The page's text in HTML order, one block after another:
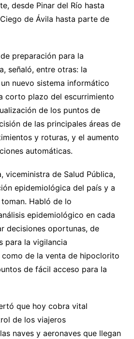
desde Pinar del Río hasta
de Ávila hasta parte de
preparación para la
señaló, entre otras: la
nuevo sistema informático
corto plazo del escurrimiento
de los puntos de
de las principales áreas de
y roturas, y el aumento
automáticas.
viceministra de Salud Pública,
epidemiológica del país y a
Habló de lo
epidemiológico en cada
decisiones oportunas, de
para la vigilancia
de la venta de hipoclorito
de fácil acceso para la
que hoy cobra vital
de los viajeros
naves y aeronaves que llegan